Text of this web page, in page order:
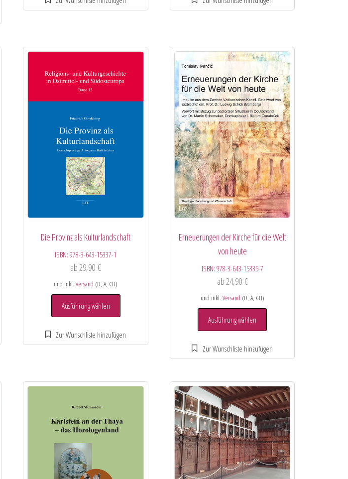
Die Provinz als Kulturlandschaft
ISBN:978-3-643-15337-1
ab29,90€
und inkl.Versand (D, A, CH)
Ausführung wählen
Erneuerungen der Kirche für die Welt
von heute
ISBN: 978-3-643-15335-7
ab24,90 €
und inkl. Versand (D, A, CH)
Ausführung wählen